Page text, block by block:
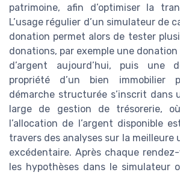
patrimoine, afin d’optimiser la
L’usage régulier d’un simulateur de
donation permet alors de tester
donations, par exemple une
d’argent aujourd’hui, puis une
propriété d’un bien immobilier
démarche structurée s’inscrit dans
large de gestion de trésorerie,
l’allocation de l’argent disponible
travers des analyses sur la meilleure
excédentaire. Après chaque
les hypothèses dans le simulateur